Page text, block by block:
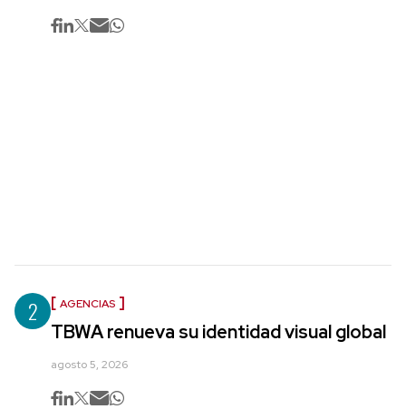
2 AGENCIAS
TBWA renueva su identidad visual global
agosto 5, 2026